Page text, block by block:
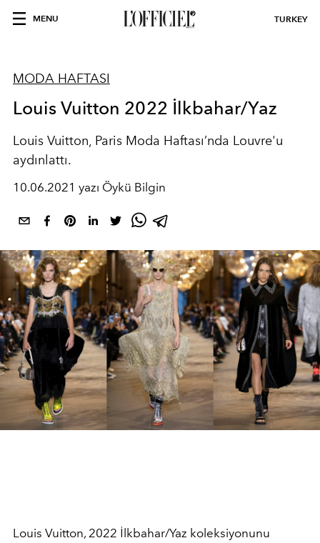
MENU TURKEY
MODA HAFTASI
Louis Vuitton 2022 İlkbahar/Yaz
Louis Vuitton, Paris Moda Haftası’nda Louvre'u
aydınlattı.
10.06.2021 yazı Öykü Bilgin
Louis Vuitton, 2022 İlkbahar/Yaz koleksiyonunu